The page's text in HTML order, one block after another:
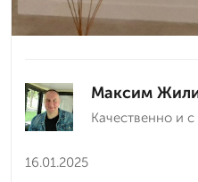
Максим
Качественно и с
16.01.2025